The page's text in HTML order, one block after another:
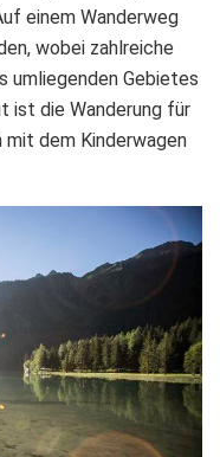
einem Wanderweg
wobei zahlreiche
umliegenden Gebietes
ist die Wanderung für
mit dem Kinderwagen